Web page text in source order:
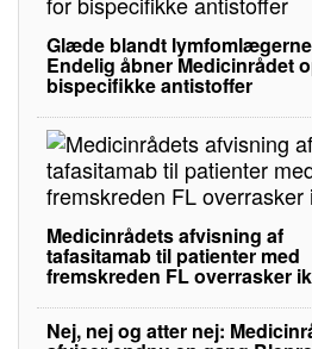
Glæde blandt
Endelig åbner Medicinrådet
bispecifikke antistoffer
Medicinrådets afvisning af
tafasitamab til patienter med
fremskreden FL overrasker
Nej, nej og atter nej: